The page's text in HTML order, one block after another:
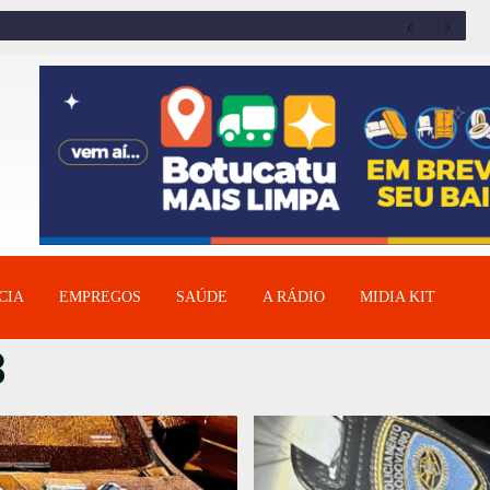
EMPREGOS SAÚDE A RÁDIO MIDIA KIT